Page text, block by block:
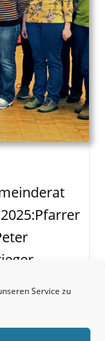
Service zu
Huber,